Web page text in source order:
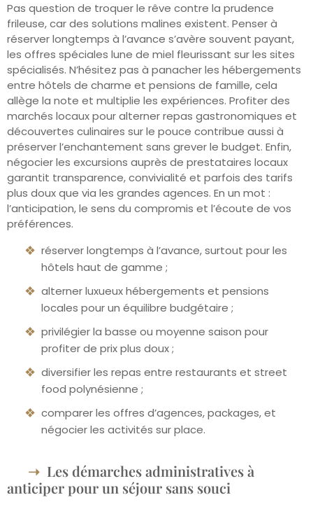
Pas question de troquer le rêve contre la prudence
frileuse, car des solutions malines existent. Penser à
réserver longtemps à l’avance s’avère souvent payant,
les offres spéciales lune de miel fleurissant sur les sites
spécialisés. N’hésitez pas à panacher les hébergements
entre hôtels de charme et pensions de famille, cela
allège la note et multiplie les expériences. Profiter des
marchés locaux pour alterner repas gastronomiques et
découvertes culinaires sur le pouce contribue aussi à
préserver l’enchantement sans grever le budget. Enfin,
négocier les excursions auprès de prestataires locaux
garantit transparence, convivialité et parfois des tarifs
plus doux que via les grandes agences. En un mot :
l’anticipation, le sens du compromis et l’écoute de vos
préférences.
réserver longtemps à l’avance, surtout pour les
hôtels haut de gamme ;
alterner luxueux hébergements et pensions
locales pour un équilibre budgétaire ;
privilégier la basse ou moyenne saison pour
profiter de prix plus doux ;
diversifier les repas entre restaurants et street
food polynésienne ;
comparer les offres d’agences, packages, et
négocier les activités sur place.
Les démarches administratives à
anticiper pour un séjour sans souci